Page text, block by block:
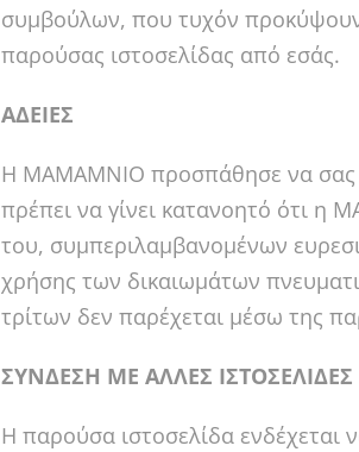
συμβούλων, που τυχόν
παρούσας ιστοσελίδας από εσάς.
ΑΔΕΙΕΣ
Η MAMAMNIO προσπάθησε να σας
πρέπει να γίνει κατανοητό ότι η
του, συμπεριλαμβανομένων
χρήσης των δικαιωμάτων
τρίτων δεν παρέχεται μέσω της
ΣΥΝΔΕΣΗ ΜΕ ΑΛΛΕΣ ΙΣΤΟΣΕΛΙΔΕΣ
Η παρούσα ιστοσελίδα ενδέχεται